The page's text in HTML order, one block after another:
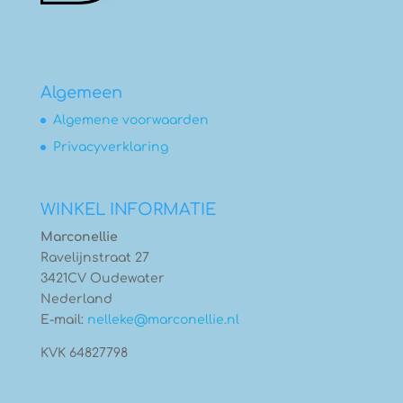
Algemeen
Algemene voorwaarden
Privacyverklaring
WINKEL INFORMATIE
Marconellie
Ravelijnstraat 27
3421CV Oudewater
Nederland
E-mail: nelleke@marconellie.nl
KVK 64827798